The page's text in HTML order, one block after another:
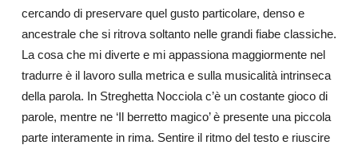
cercando di preservare quel gusto particolare, denso e
ancestrale che si ritrova soltanto nelle grandi fiabe classiche.
La cosa che mi diverte e mi appassiona maggiormente nel
tradurre è il lavoro sulla metrica e sulla musicalità intrinseca
della parola. In Streghetta Nocciola c’è un costante gioco di
parole, mentre ne ‘Il berretto magico’ è presente una piccola
parte interamente in rima. Sentire il ritmo del testo e riuscire